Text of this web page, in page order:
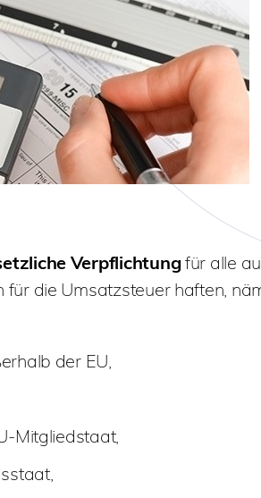
Verpflichtungfür alle
die Umsatzsteuer haften,
der EU,
Mitgliedstaat,